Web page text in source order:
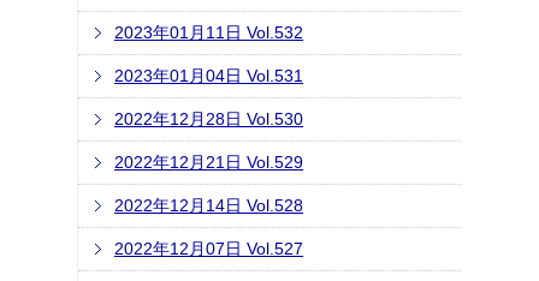
2023年01月11日 Vol.532
2023年01月04日 Vol.531
2022年12月28日 Vol.530
2022年12月21日 Vol.529
2022年12月14日 Vol.528
2022年12月07日 Vol.527